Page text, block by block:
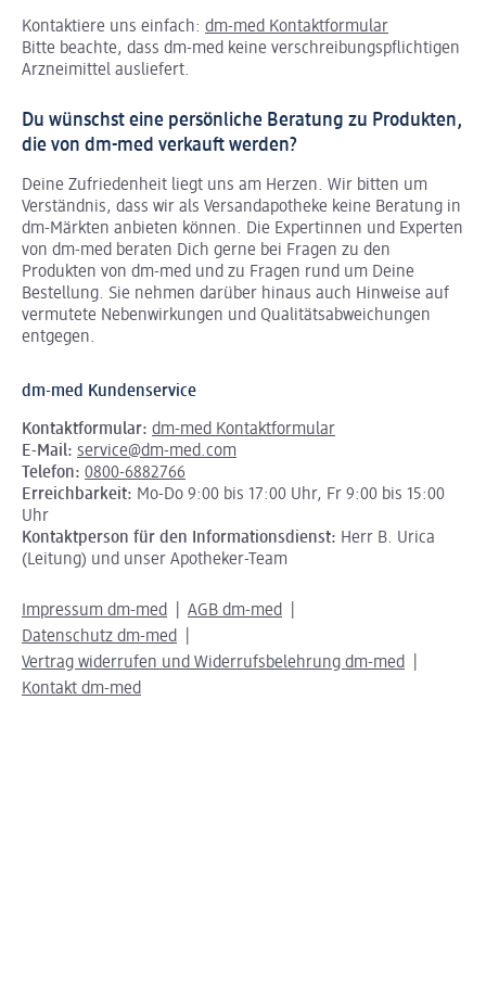
Kontaktiere uns einfach: dm-med Kontaktformular
Bitte beachte, dass dm-med keine verschreibungspflichtigen
Arzneimittel ausliefert.
Du wünschst eine persönliche Beratung zu Produkten,
die von dm-med verkauft werden?
Deine Zufriedenheit liegt uns am Herzen. Wir bitten um
Verständnis, dass wir als Versandapotheke keine Beratung in
dm-Märkten anbieten können. Die Expertinnen und Experten
von dm-med beraten Dich gerne bei Fragen zu den
Produkten von dm-med und zu Fragen rund um Deine
Bestellung. Sie nehmen darüber hinaus auch Hinweise auf
vermutete Nebenwirkungen und Qualitätsabweichungen
entgegen.
dm-med Kundenservice
Kontaktformular: dm-med Kontaktformular
E-Mail: service@dm-med.com
Telefon: 0800-6882766
Erreichbarkeit: Mo-Do 9:00 bis 17:00 Uhr, Fr 9:00 bis 15:00
Uhr
Kontaktperson für den Informationsdienst: Herr B. Urica
(Leitung) und unser Apotheker-Team
Impressum dm-med
AGB dm-med
Datenschutz dm-med
Vertrag widerrufen und Widerrufsbelehrung dm-med
Kontakt dm-med